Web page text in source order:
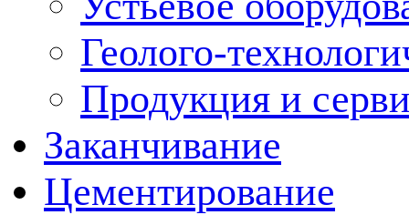
Геолого-
Продукция и
Заканчивание
Цементирование